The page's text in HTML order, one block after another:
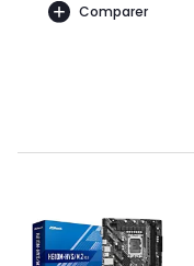
Comparer